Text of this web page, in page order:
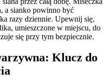
a sianko powinno być
razy dziennie. Upewnij się,
umieszczone w miejscu, do
się przy tym bezpiecznie.
Klucz do